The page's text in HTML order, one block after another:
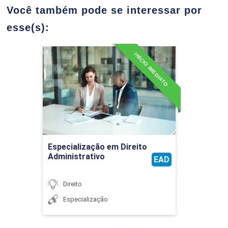
CÁLCULOS TRABALHISTAS APLICADOS
CONTRATOS DE TRABALHO E RELAÇÕES
DE EMPREGO NA PRÁTICA
Você também pode se interessar por
esse(s):
Especialização em Direito
Administrativo
EAD
INÍCIO IMEDIATO
Direito
Especialização
Especialização em Direito
Administrativo
Detalhes do curso